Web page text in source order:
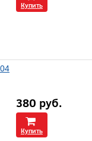
Купить
380 руб.
Купить